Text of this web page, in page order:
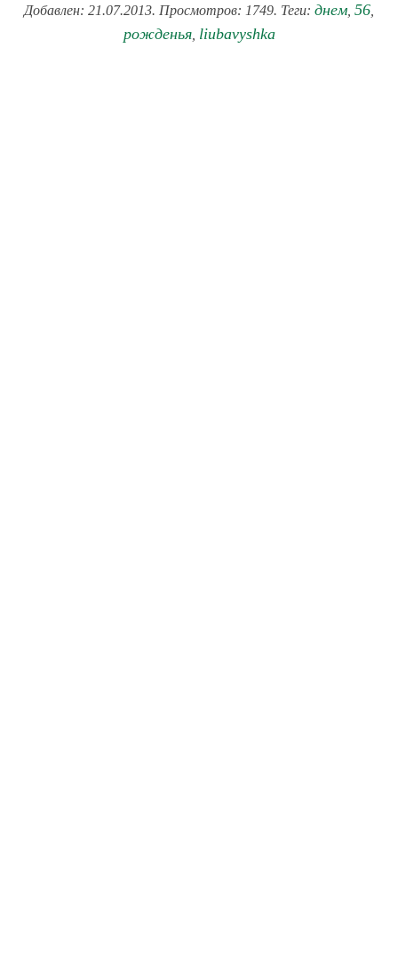
Добавлен: 21.07.2013. Просмотров: 1749. Теги: днем 56
рожденья, liubavyshka